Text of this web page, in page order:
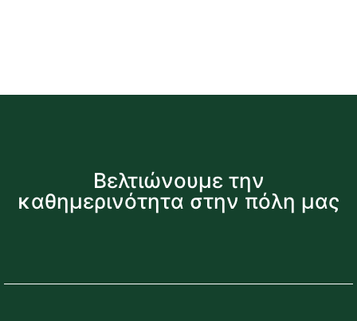
Βελτιώνουμε την
καθημερινότητα στην πόλη μας